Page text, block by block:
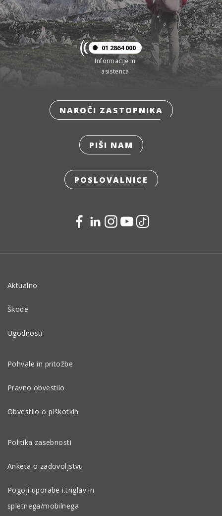
01 2864 000
Informacije in
asistenca
NAROČI ZASTOPNIKA
PIŠI NAM
POSLOVALNICE
Aktualno
Škode
Ugodnosti
Pohvale in pritožbe
Pravno obvestilo
Obvestilo o piškotkih
Politika zasebnosti
Anketa o zadovoljstvu
Pogoji uporabe i.triglav in
spletnega/mobilnega